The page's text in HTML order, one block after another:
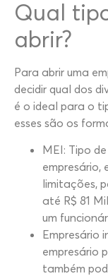
Qual
abrir?
Para abrir uma
decidir qual dos
é o ideal para o
esses são os
MEI: Tipo
empresário,
limitações,
até R$ 81
um
Empresário
empresário
também